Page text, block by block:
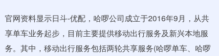
官网资料显示日斗-优配，哈啰公司成立于2016年9月，从共
享单车业务起步，目前主要提供移动出行服务及新兴本地服
务。其中，移动出行服务包括两轮共享服务(哈啰单车、哈啰